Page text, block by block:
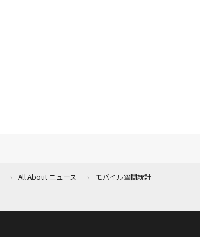
All About ニュース
モバイル空間統計